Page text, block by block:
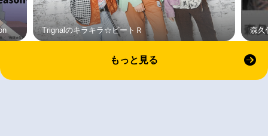
Trignalのキラキラ☆ビートＲ 森久
もっと見る